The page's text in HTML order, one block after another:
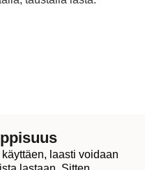
laasti voidaan